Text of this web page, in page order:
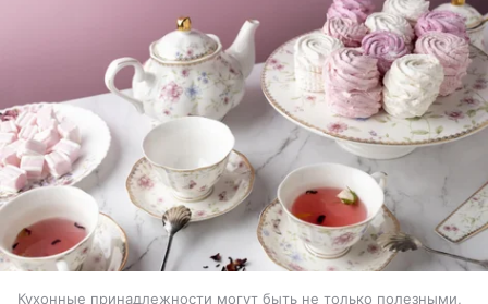
Кухонные принадлежности могут быть не только полезными,